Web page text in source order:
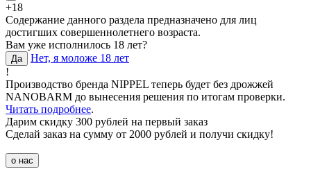
+18
Содержание данного раздела предназначено для лиц
достигших совершеннолетнего возраста.
Вам уже исполнилось 18 лет?
Да
Нет, я моложе 18 лет
!
Производство бренда NIPPEL теперь будет без дрожжей
NANOBARM до вынесения решения по итогам проверки.
Читать подробнее.
Дарим скидку 300 рублей на первый заказ
Сделай заказ на сумму от 2000 рублей и получи скидку!
о нас